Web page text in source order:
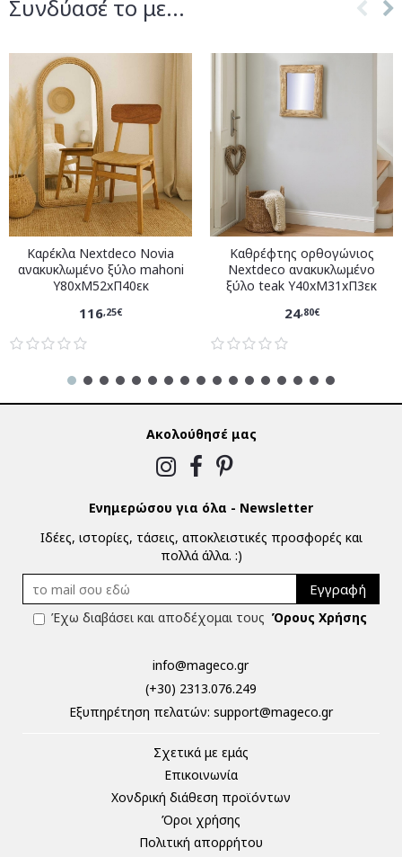
Συνδύασέ το με...
Καρέκλα Nextdeco Novia
ανακυκλωμένο ξύλο mahoni
Υ80xM52xΠ40εκ
116,25€
Καθρέφτης ορθογώνιος
Nextdeco ανακυκλωμένο
ξύλο teak Υ40xM31xΠ3εκ
24,80€
Ακολούθησέ μας
Ενημερώσου για όλα - Newsletter
Ιδέες, ιστορίες, τάσεις, αποκλειστικές προσφορές και
πολλά άλλα. :)
Εγγραφή
Έχω διαβάσει και αποδέχομαι τους Όρους Χρήσης
info@mageco.gr
(+30) 2313.076.249
Eξυπηρέτηση πελατών: support@mageco.gr
Σχετικά με εμάς
Επικοινωνία
Χονδρική διάθεση προϊόντων
Όροι χρήσης
Πολιτική απορρήτου